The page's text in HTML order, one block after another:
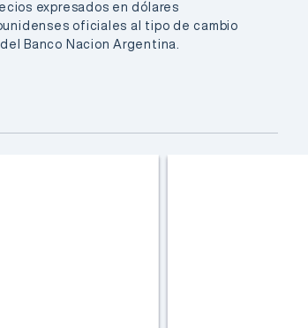
expresados en dólares
oficiales al tipo de cambio
Banco Nacion Argentina.